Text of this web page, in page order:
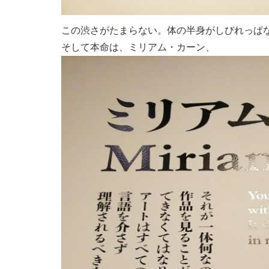
この渋さがたまらない。体の半身がしびれっぱ
そして本命は、ミリアム・カーン、